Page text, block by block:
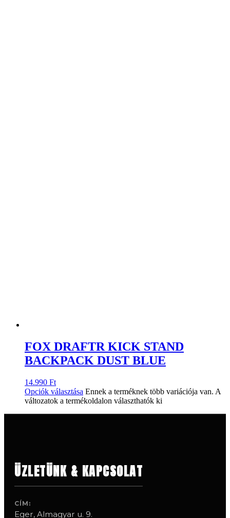
FOX DRAFTR KICK STAND
BACKPACK DUST BLUE
14.990 Ft
Opciók választása Ennek a terméknek több variációja van. A
változatok a termékoldalon választhatók ki
ÜZLETÜNK & KAPCSOLAT
CÍM:
Eger, Almagyar u. 9.